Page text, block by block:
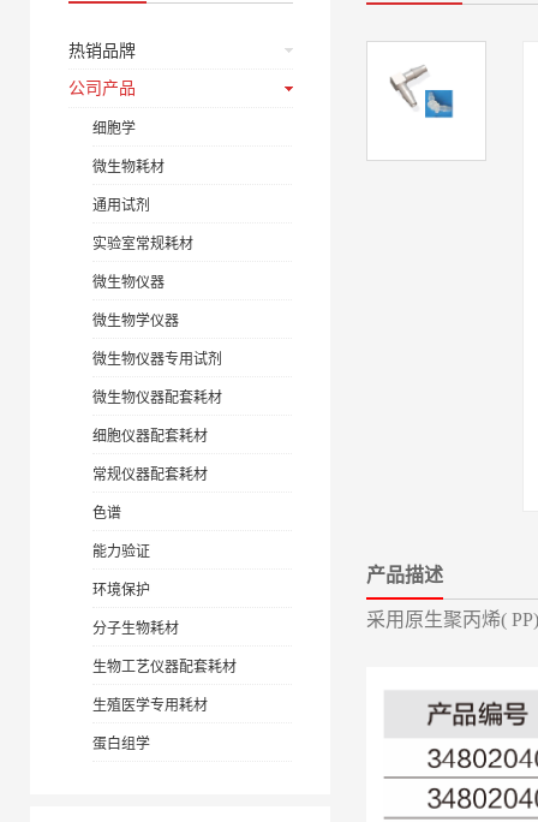
热销品牌
公司产品
细胞学
微生物耗材
通用试剂
实验室常规耗材
微生物仪器
微生物学仪器
微生物仪器专用试剂
微生物仪器配套耗材
细胞仪器配套耗材
常规仪器配套耗材
色谱
能力验证
环境保护
分子生物耗材
生物工艺仪器配套耗材
生殖医学专用耗材
蛋白组学
产品描述
采用原生聚丙烯(